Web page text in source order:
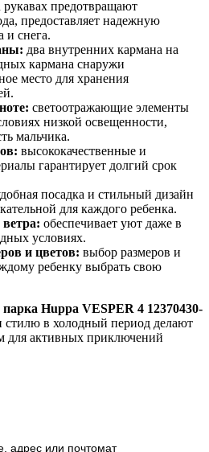
предотвращают
предоставляет надежную
и снега.
два внутренних кармана на
кармана снаружи
место для хранения
светоотражающие элементы
низкой освещенности,
мальчика.
высококачественные и
гарантирует долгий срок
посадка и стильный дизайн
для каждого ребенка.
обеспечивает уют даже в
условиях.
и цветов: выбор размеров и
ребенку выбрать свою
Huppa VESPER 4 12370430-
стилю в холодный период делают
для активных приключений
адрес или почтомат